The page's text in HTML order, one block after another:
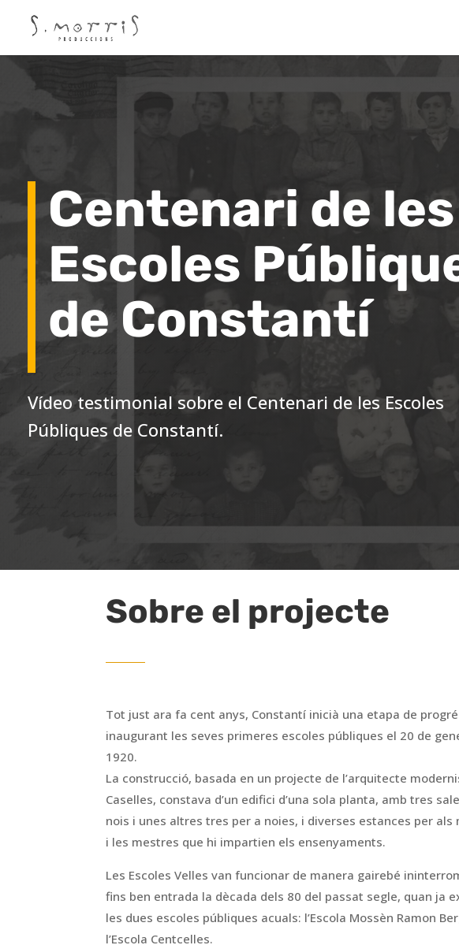
Centenari de les
Escoles
de Constantí
Vídeo testimonial sobre el Centenari de les Escoles
Públiques de Constantí.
Sobre el projecte
Tot just ara fa cent anys, Constantí inicià una etapa de
inaugurant les seves primeres escoles públiques el 20 de
1920.
La construcció, basada en un projecte de l’arquitecte
Caselles, constava d’un edifici d’una sola planta, amb tres
nois i unes altres tres per a noies, i diverses estances per als
i les mestres que hi impartien els ensenyaments.
Les Escoles Velles van funcionar de manera gairebé
fins ben entrada la dècada dels 80 del passat segle, quan ja
les dues escoles públiques acuals: l’Escola Mossèn Ramon
l’Escola Centcelles.